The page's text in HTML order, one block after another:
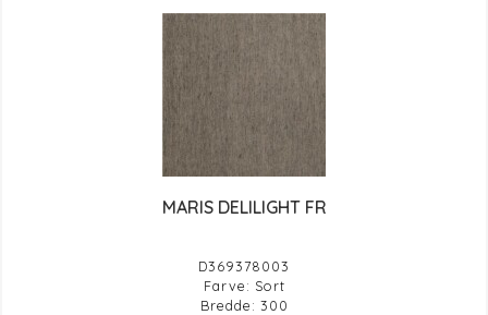
MARIS DELILIGHT FR
D369378003
Farve: Sort
Bredde: 300